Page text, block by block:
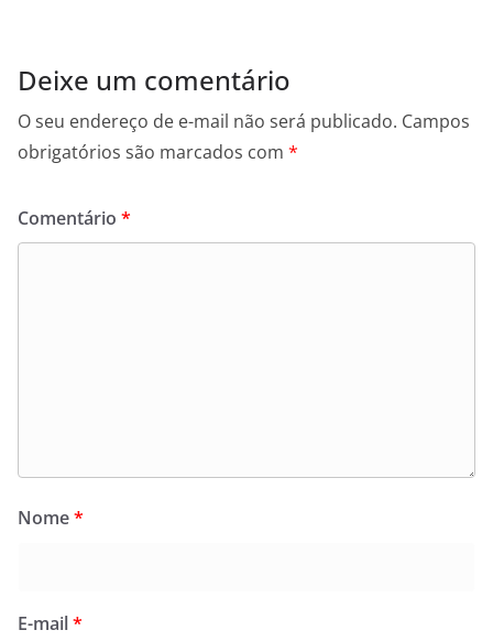
Deixe um comentário
O seu endereço de e-mail não será publicado. Campos
obrigatórios são marcados com *
Comentário *
Nome*
E-mail*